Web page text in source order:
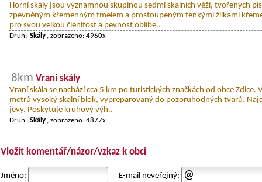
Horní skály jsou významnou skupinou sedmi skalních věží, tvořených
zpevněným křemenným tmelem a prostoupeným tenkými žilkami
pro svou velkou členitost a pevnost oblíbe..
Druh: Skály , zobrazeno: 4960x
8km Vraní skály
Vraní skála se nachází cca 5 km po turistických značkách od obce Zdice.
metrů vysoký skalní blok, vypreparovaný do pozoruhodných tvarů.
jevy. Poskytuje kruhový výh..
Druh: Skály , zobrazeno: 4877x
Vložit komentář/názor/vzkaz k obci
Jméno: E-mail neveřejný: